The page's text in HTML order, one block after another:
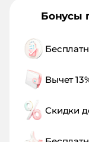
Бонусы
Вычет
Скидки